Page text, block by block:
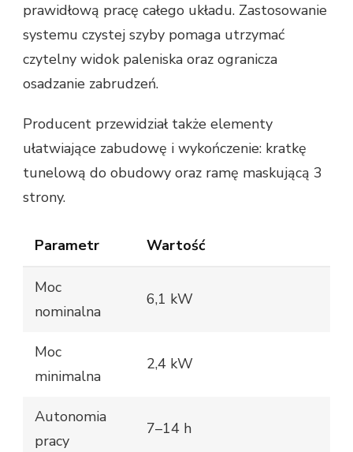
prawidłową pracę całego układu. Zastosowanie
systemu czystej szyby pomaga utrzymać
czytelny widok paleniska oraz ogranicza
osadzanie zabrudzeń.
Producent przewidział także elementy
ułatwiające zabudowę i wykończenie: kratkę
tunelową do obudowy oraz ramę maskującą 3
strony.
Parametr Wartość
Moc
nominalna
6,1 kW
Moc
minimalna
2,4 kW
Autonomia
pracy
7–14 h